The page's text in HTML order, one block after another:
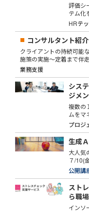
評価シ
テム化
HRテ
コンサルタント紹介
クライアントの持続可能
施策の実施～定着まで伴
業務支援
シス
ジメ
複数の
ムをマ
プロジ
生成
大人気
７/10(
公開講
スト
ら職
インソ